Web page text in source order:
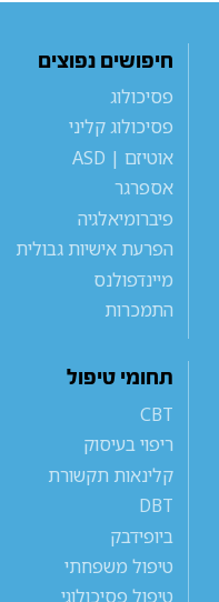
חיפושים נפוצים
פסיכולוג
פסיכולוג קליני
אוטיזם | ASD
אספרגר
פיברומיאלגיה
הפרעת אישיות גבולית
מיינדפולנס
התמכרות
תחומי טיפול
CBT
ריפוי בעיסוק
קלינאות תקשורת
DBT
ביופידבק
טיפול משפחתי
טיפול פסיכולוגי